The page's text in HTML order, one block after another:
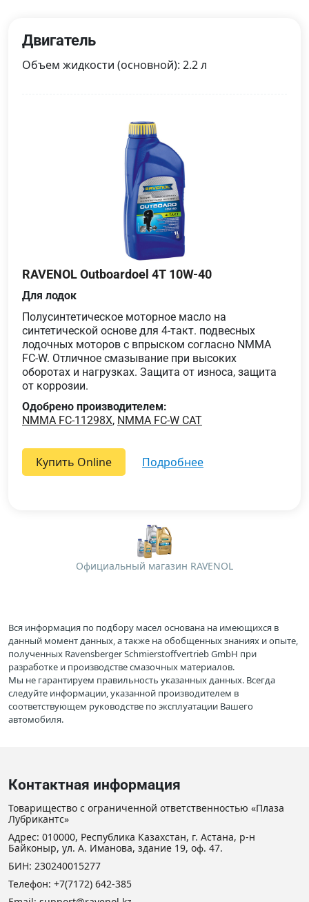
Двигатель
Объем жидкости (основной): 2.2 л
RAVENOL Outboardoel 4T 10W-40
Для лодок
Полусинтетическое моторное масло на
синтетической основе для 4-такт. подвесных
лодочных моторов с впрыском согласно NMMA
FC-W. Отличное смазывание при высоких
оборотах и нагрузках. Защита от износа, защита
от коррозии.
Одобрено производителем:
NMMA FC-11298X, NMMA FC-W CAT
Купить Online подробнее
Официальный магазин RAVENOL
Вся информация по подбору масел основана на имеющихся в
данный момент данных, а также на обобщенных знаниях и опыте,
полученных Ravensberger Schmierstoffvertrieb GmbH при
разработке и производстве смазочных материалов.
Мы не гарантируем правильность указанных данных. Всегда
следуйте информации, указанной производителем в
соответствующем руководстве по эксплуатации Вашего
автомобиля.
Контактная информация
Товарищество с ограниченной ответственностью «Плаза
Лубрикантс»
Адрес: 010000, Республика Казахстан, г. Астана, р-н
Байконыр, ул. А. Иманова, здание 19, оф. 47.
БИН: 230240015277
Телефон: +7(7172) 642-385